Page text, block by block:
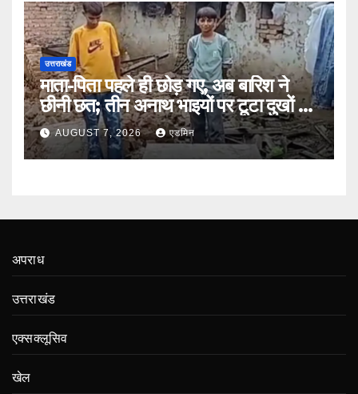
उत्तराखंड
माता-पिता पहले ही छोड़ गए, अब बारिश ने
छीनी छत; तीन अनाथ भाइयों पर टूटा दुखों का
पहाड़AUGUST 7, 2026 एडमिन
अपराध
उत्तराखंड
एक्सक्लूसिव
खेल